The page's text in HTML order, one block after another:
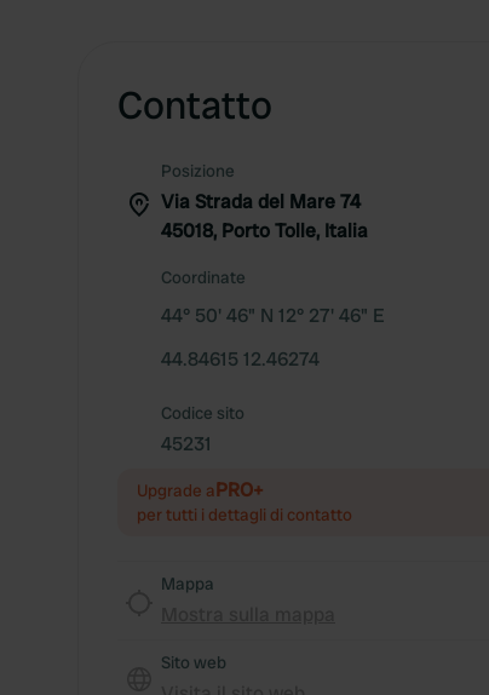
Contatto
Posizione
Via Strada del Mare 74
45018, Porto Tolle, Italia
Coordinate
44° 50' 46" N 12° 27' 46" E
44.84615 12.46274
Codice sito
45231
Upgrade aPRO+
per tutti i dettagli di contatto
Mappa
Sito web